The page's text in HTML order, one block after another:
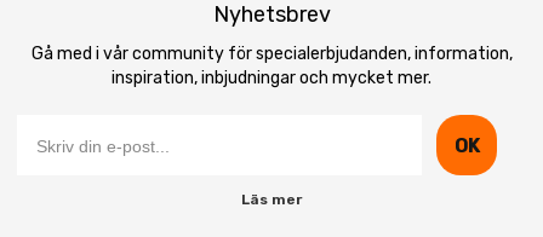
Nyhetsbrev
Gå med i vår community för specialerbjudanden, information,
inspiration, inbjudningar och mycket mer.
OK
Läs mer